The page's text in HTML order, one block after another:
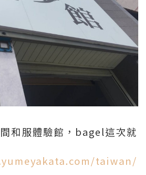
和服體驗館，bagel這次就
taiwan/